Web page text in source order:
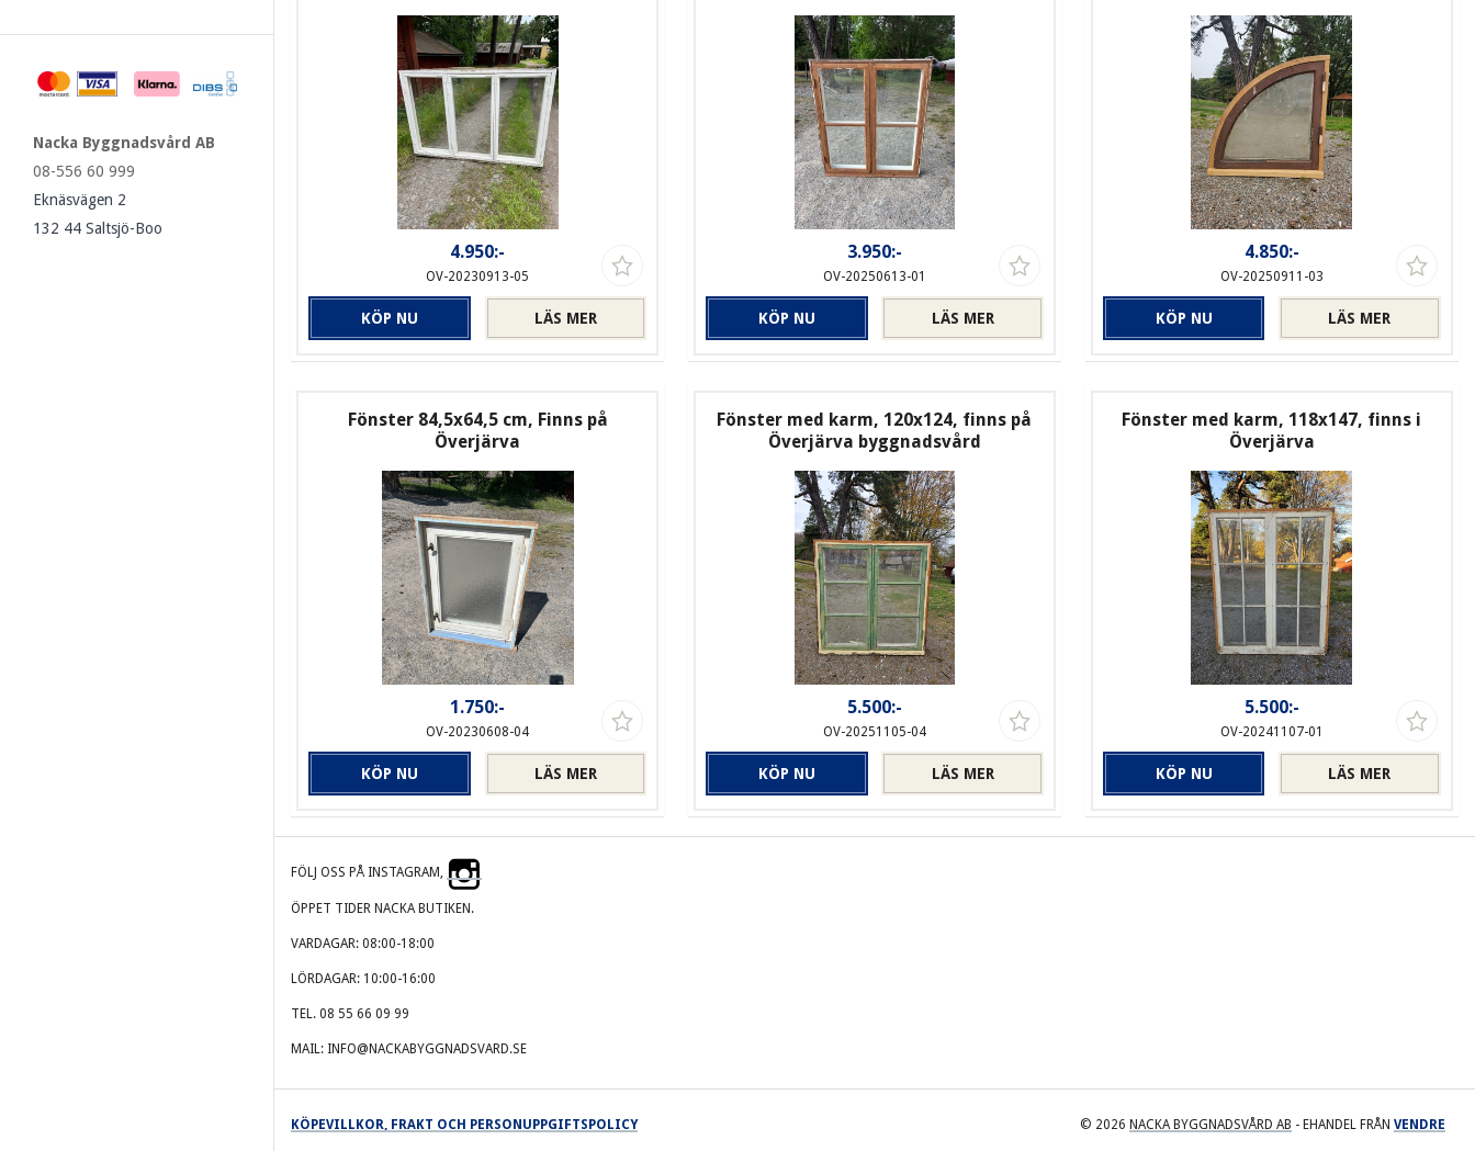
Nacka Byggnadsvård AB
08-556 60 999
Eknäsvägen 2
132 44 Saltsjö-Boo
4.950:-
OV-20230913-05
LÄS MER
KÖP NU
3.950:-
OV-20250613-01
LÄS MER
KÖP NU
4.850:-
OV-20250911-03
LÄS MER
KÖP NU
Fönster 84,5x64,5 cm, Finns på
Överjärva
1.750:-
OV-20230608-04
LÄS MER
KÖP NU
Fönster med karm, 120x124, finns på
Överjärva byggnadsvård
5.500:-
OV-20251105-04
LÄS MER
KÖP NU
Fönster med karm, 118x147, finns i
Överjärva
5.500:-
OV-20241107-01
LÄS MER
KÖP NU
FÖLJ OSS PÅ INSTAGRAM,
ÖPPET TIDER NACKA BUTIKEN.
VARDAGAR: 08:00-18:00
LÖRDAGAR: 10:00-16:00
TEL. 08 55 66 09 99
MAIL: INFO@NACKABYGGNADSVARD.SE
KÖPEVILLKOR, FRAKT OCH PERSONUPPGIFTSPOLICY © 2026 NACKA BYGGNADSVÅRD AB - EHANDEL FRÅN VENDRE